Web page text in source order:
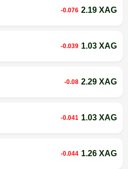
-0.076 2.19 XAG
-0.039 1.03 XAG
-0.08 2.29 XAG
-0.041 1.03 XAG
-0.044 1.26 XAG